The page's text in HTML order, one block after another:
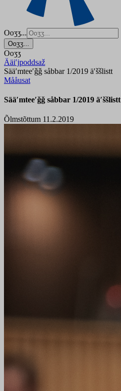
Ooʒʒ...
Ooʒʒ...
Ooʒʒ
Ääiʹjpoddsaž
Sääʹmteeʹǧǧ såbbar 1/2019 äʹššlistt
Mååusat
Sääʹmteeʹǧǧ såbbar 1/2019 äʹššlistt
Õlmstõttum 11.2.2019